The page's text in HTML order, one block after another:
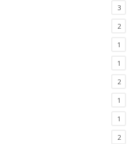
3
2
1
1
2
1
1
2